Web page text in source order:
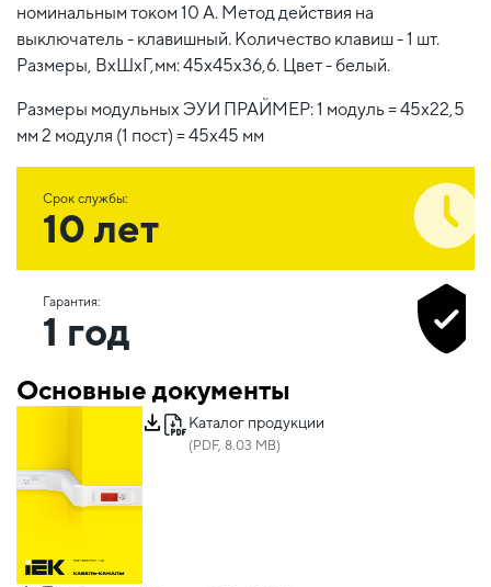
номинальным током 10 А. Метод действия на
выключатель - клавишный. Количество клавиш - 1 шт.
Размеры, ВхШхГ,мм: 45х45х36,6. Цвет - белый.
Размеры модульных ЭУИ ПРАЙМЕР: 1 модуль = 45х22,5
мм 2 модуля (1 пост) = 45х45 мм
Срок службы:
10 лет
Гарантия:
1 год
Основные документы
Каталог продукции
(PDF, 8.03 MB)